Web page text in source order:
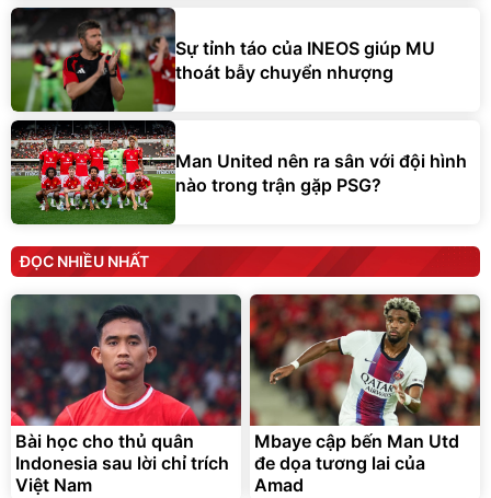
Sự tỉnh táo của INEOS giúp MU
thoát bẫy chuyển nhượng
Man United nên ra sân với đội hình
nào trong trận gặp PSG?
ĐỌC NHIỀU NHẤT
Bài học cho thủ quân
Indonesia sau lời chỉ trích
Việt Nam
Mbaye cập bến Man Utd
đe dọa tương lai của
Amad